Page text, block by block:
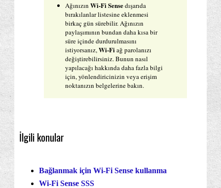
Ağınızın Wi-Fi Sensedışarıda
bırakılanlar listesine eklenmesi
birkaç gün sürebilir. Ağınızın
paylaşımının bundan daha kısa bir
süre içinde durdurulmasını
istiyorsanız,Wi-Fiağ parolanızı
değiştirebilirsiniz. Bunun nasıl
yapılacağı hakkında daha fazla bilgi
için, yönlendiricinizin veya erişim
noktanızın belgelerine bakın.
İlgili konular
Bağlanmak için Wi-Fi Sense kullanma
Wi-Fi Sense SSS